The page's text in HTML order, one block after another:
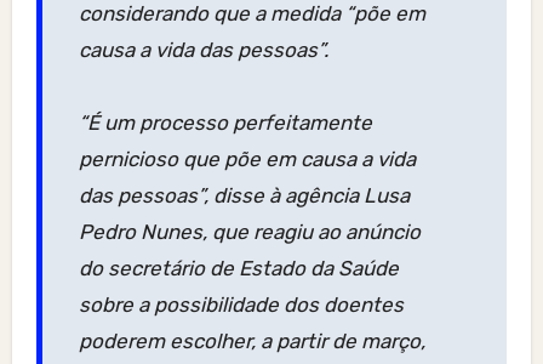
considerando que a medida “põe em
causa a vida das pessoas”.
“É um processo perfeitamente
pernicioso que põe em causa a vida
das pessoas”, disse à agência Lusa
Pedro Nunes, que reagiu ao anúncio
do secretário de Estado da Saúde
sobre a possibilidade dos doentes
poderem escolher, a partir de março,